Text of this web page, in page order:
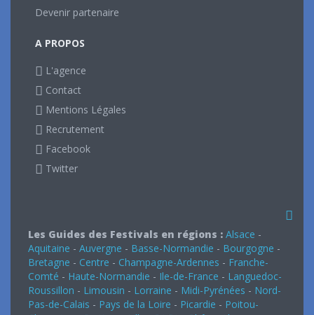
Devenir partenaire
A PROPOS
L'agence
Contact
Mentions Légales
Recrutement
Facebook
Twitter
Les Guides des Festivals en régions : Alsace -
Aquitaine - Auvergne - Basse-Normandie - Bourgogne -
Bretagne - Centre - Champagne-Ardennes - Franche-
Comté - Haute-Normandie - Ile-de-France - Languedoc-
Roussillon - Limousin - Lorraine - Midi-Pyrénées - Nord-
Pas-de-Calais - Pays de la Loire - Picardie - Poitou-